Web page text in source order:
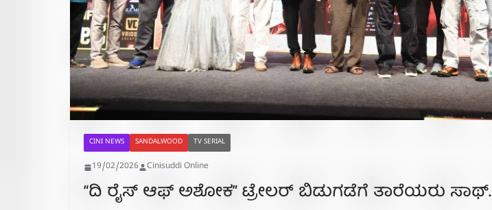
CINI NEWS SANDALWOOD TV SERIAL
19/02/2026 Cinisuddi Online
“ದಿ ರೈಸ್ ಆಫ್ ಅಶೋಕ” ಟ್ರೇಲರ್ ಬಿಡುಗಡೆಗೆ ತಾರೆಯರು ಸಾಥ್.